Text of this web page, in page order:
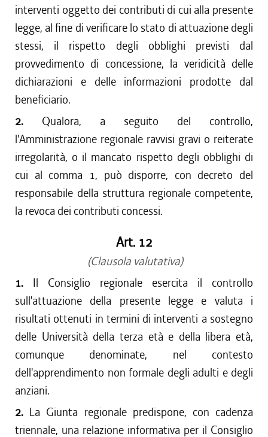
interventi oggetto dei contributi di cui alla presente
legge, al fine di verificare lo stato di attuazione degli
stessi, il rispetto degli obblighi previsti dal
provvedimento di concessione, la veridicità delle
dichiarazioni e delle informazioni prodotte dal
beneficiario.
2. Qualora, a seguito del controllo,
l'Amministrazione regionale ravvisi gravi o reiterate
irregolarità, o il mancato rispetto degli obblighi di
cui al comma 1, può disporre, con decreto del
responsabile della struttura regionale competente,
la revoca dei contributi concessi.
Art. 12
(Clausola valutativa)
1. Il Consiglio regionale esercita il controllo
sull'attuazione della presente legge e valuta i
risultati ottenuti in termini di interventi a sostegno
delle Università della terza età e della libera età,
comunque denominate, nel contesto
dell'apprendimento non formale degli adulti e degli
anziani.
2. La Giunta regionale predispone, con cadenza
triennale, una relazione informativa per il Consiglio